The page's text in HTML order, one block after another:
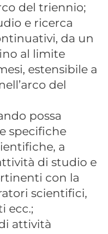
del triennio;
e ricerca
da un
al limite
estensibile a
del
possa
specifiche
a
di studio e
con la
scientifici,
ecc.;
attività